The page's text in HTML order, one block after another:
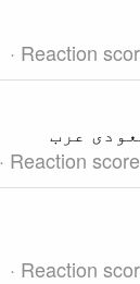
Reaction
عرب
Reaction score
Reaction